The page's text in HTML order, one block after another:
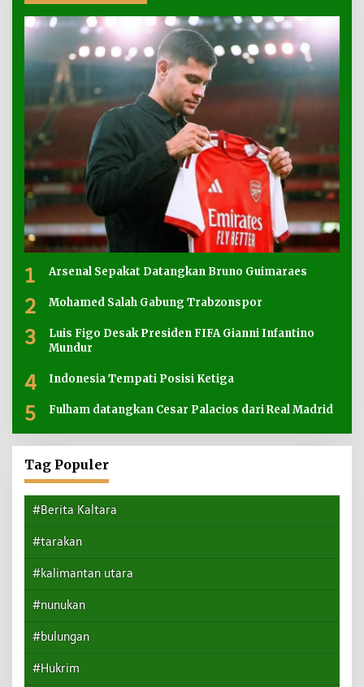
1 Arsenal Sepakat Datangkan Bruno Guimaraes
2 Mohamed Salah Gabung Trabzonspor
3
Luis Figo Desak Presiden FIFA Gianni Infantino
Mundur
4 Indonesia Tempati Posisi Ketiga
5 Fulham datangkan Cesar Palacios dari Real Madrid
Tag Populer
#Berita Kaltara
#tarakan
#kalimantan utara
#nunukan
#bulungan
#Hukrim